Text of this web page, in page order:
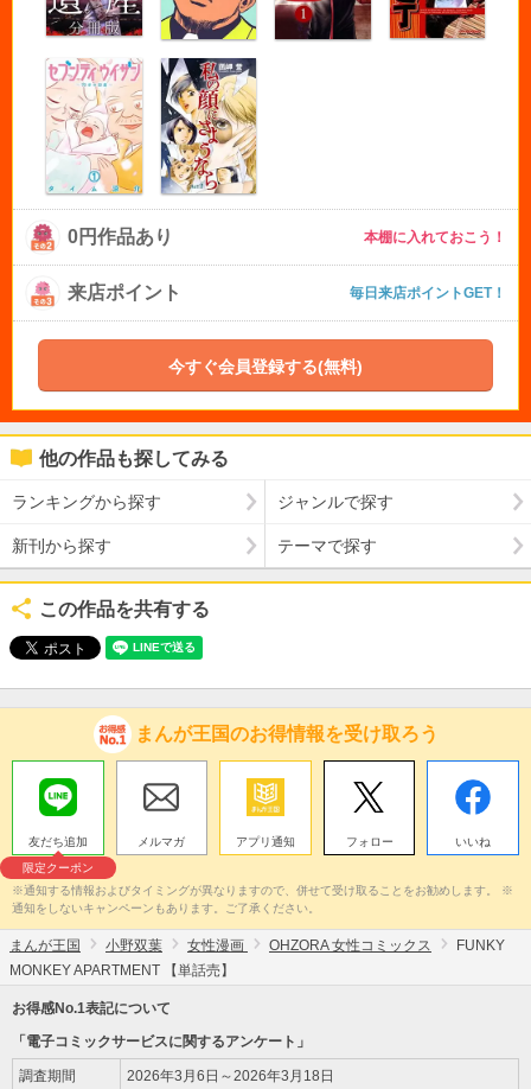
0円作品あり 本棚に入れておこう！
来店ポイント 毎日来店ポイントGET！
今すぐ会員登録する(無料)
他の作品も探してみる
ランキングから探す ジャンルで探す
新刊から探す テーマで探す
この作品を共有する
まんが王国のお得情報を受け取ろう
友だち追加
限定クーポン
メルマガ アプリ通知 フォロー いいね
※通知する情報およびタイミングが異なりますので、併せて受け取ることをお勧めします。 ※
通知をしないキャンペーンもあります。ご了承ください。
まんが王国 小野双葉 女性漫画 OHZORA 女性コミックス
FUNKY
MONKEY APARTMENT 【単話売】
お得感No.1表記について
「電子コミックサービスに関するアンケート」
調査期間 2026年3月6日～2026年3月18日